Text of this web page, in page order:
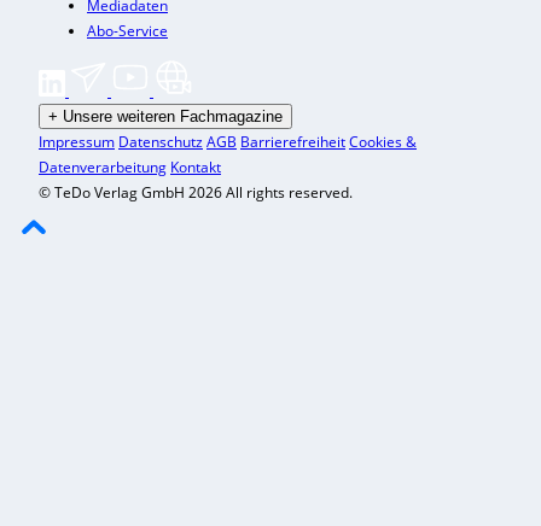
Mediadaten
Abo-Service
+ Unsere weiteren Fachmagazine
Impressum DatenschutzAGB BarrierefreiheitCookies &
Datenverarbeitung Kontakt
© TeDo Verlag GmbH 2026 All rights reserved.